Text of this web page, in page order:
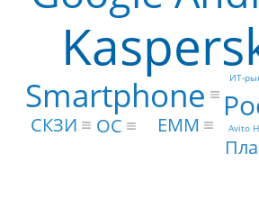
Smartphone
СКЗИ ОС
EMM
Avito
ИТ-